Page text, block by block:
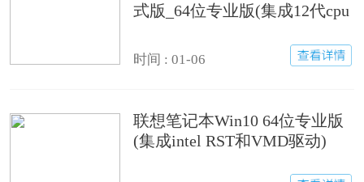
式版_64位专业版(集成12代cpu
时间 : 01-06
联想笔记本Win10 64位专业版
(集成intel RST和VMD驱动)